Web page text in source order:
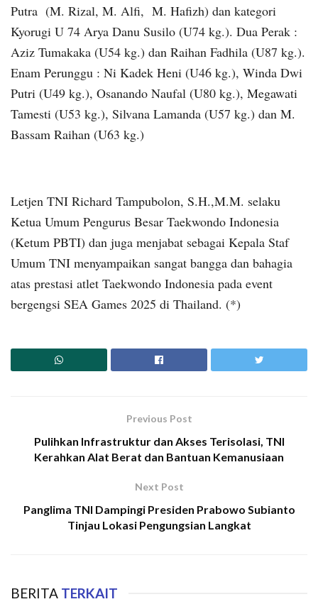
Putra (M. Rizal, M. Alfi, M. Hafizh) dan kategori
Kyorugi U 74 Arya Danu Susilo (U74 kg.). Dua Perak :
Aziz Tumakaka (U54 kg.) dan Raihan Fadhila (U87 kg.).
Enam Perunggu : Ni Kadek Heni (U46 kg.), Winda Dwi
Putri (U49 kg.), Osanando Naufal (U80 kg.), Megawati
Tamesti (U53 kg.), Silvana Lamanda (U57 kg.) dan M.
Bassam Raihan (U63 kg.)
Letjen TNI Richard Tampubolon, S.H.,M.M. selaku
Ketua Umum Pengurus Besar Taekwondo Indonesia
(Ketum PBTI) dan juga menjabat sebagai Kepala Staf
Umum TNI menyampaikan sangat bangga dan bahagia
atas prestasi atlet Taekwondo Indonesia pada event
bergengsi SEA Games 2025 di Thailand. (*)
Previous Post
Pulihkan Infrastruktur dan Akses Terisolasi, TNI
Kerahkan Alat Berat dan Bantuan Kemanusiaan
Next Post
Panglima TNI Dampingi Presiden Prabowo Subianto
Tinjau Lokasi Pengungsian Langkat
BERITA TERKAIT